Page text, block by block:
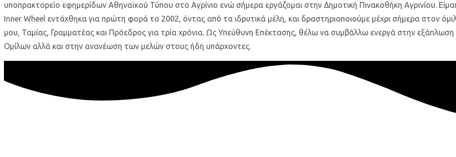
υποπρακτορείο εφημερίδων Αθηναϊκού Τύπου στο Αγρίνιο ενώ σήμερα εργάζομαι στην Δημοτική Πινακοθήκη Αγρινίου.
Inner Wheel εντάχθηκα για πρώτη φορά το 2002, όντας από τα ιδρυτικά μέλη, και δραστηριοποιούμε μέχρι σήμερα στον
μου, Ταμίας, Γραμματέας και Πρόεδρος για τρία χρόνια. Ως Υπεύθυνη Επέκτασης, θέλω να συμβάλλω ενεργά στην
Ομίλων αλλά και στην ανανέωση των μελών στους ήδη υπάρχοντες.